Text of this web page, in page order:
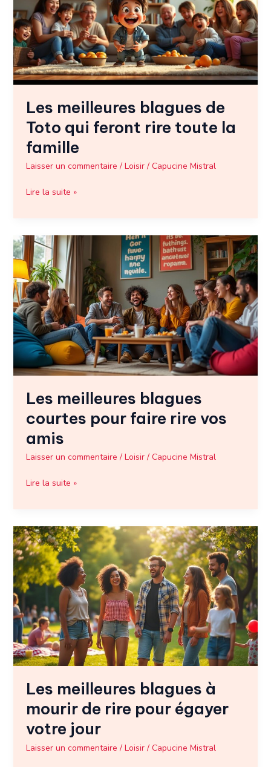
Les meilleures blagues de
Toto qui feront rire toute la
famille
Laisser un commentaire / Loisir/ Capucine Mistral
Toto
qui
feront
rire
toute
la
Lire la suite »
Les meilleures blagues
courtes pour faire rire vos
amis
Laisser un commentaire / Loisir/ Capucine Mistral
Les
meilleures
blagues
courtes
pour
faire
rire
vos
amis
Lire la suite »
Les meilleures blagues à
mourir de rire pour égayer
votre jour
Laisser un commentaire / Loisir/ Capucine Mistral
Les
meilleures
blagues
à
mourir
de
rire
pour
égayer
votre